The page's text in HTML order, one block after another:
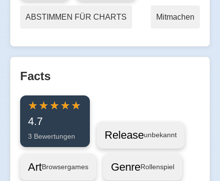
ABSTIMMEN FÜR CHARTS Mitmachen
Facts
4.7
3 Bewertungen Releaseunbekannt
ArtBrowsergames GenreRollenspiel